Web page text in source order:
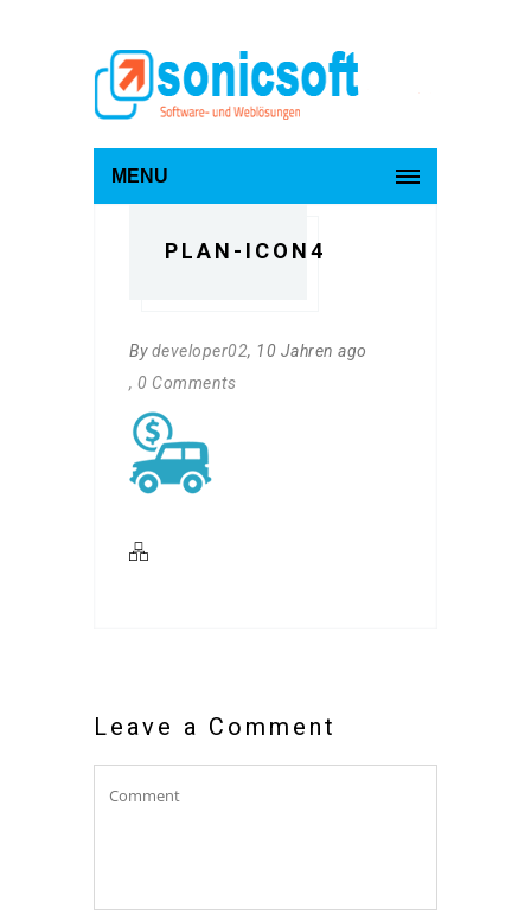
MENU
PLAN-ICON4
By developer02, 10 Jahren ago
, 0 Comments
Leave a Comment